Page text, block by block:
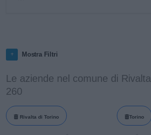
Mostra Filtri
Le aziende nel comune di
260
Rivalta di Torino Torino